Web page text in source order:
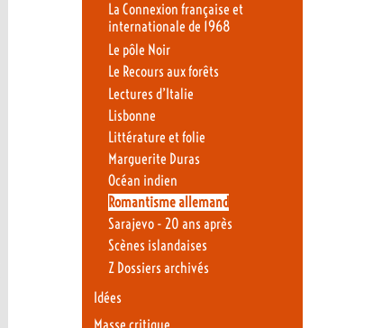
La Connexion française et
internationale de 1968
Le pôle Noir
Le Recours aux forêts
Lectures d’Italie
Lisbonne
Littérature et folie
Marguerite Duras
Océan indien
Romantisme allemand
Sarajevo - 20 ans après
Scènes islandaises
Z Dossiers archivés
Idées